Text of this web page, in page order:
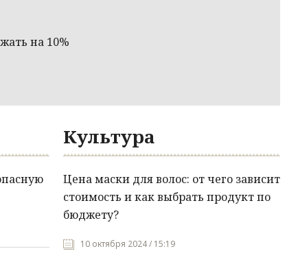
на 10%
Культура
Цена маски для волос: от чего зависит
стоимость и как выбрать продукт по
бюджету?
10 октября 2024 / 15:19